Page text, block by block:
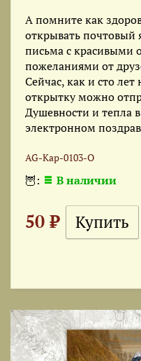
А помните как
открывать
письма с красивыми
пожеланиями от
Сейчас, как и сто
открытку можно
Душевности и тепла
электронном
AG-Кар-0103-О
🦉: В наличии
50 ₽